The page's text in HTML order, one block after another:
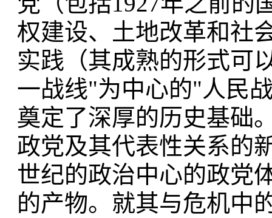
权建设、土地改革和社
实践（其成熟的形式可
一战线"为中心的"人民
奠定了深厚的历史基础
政党及其代表性关系的
世纪的政治中心的政党
的产物。就其与危机中